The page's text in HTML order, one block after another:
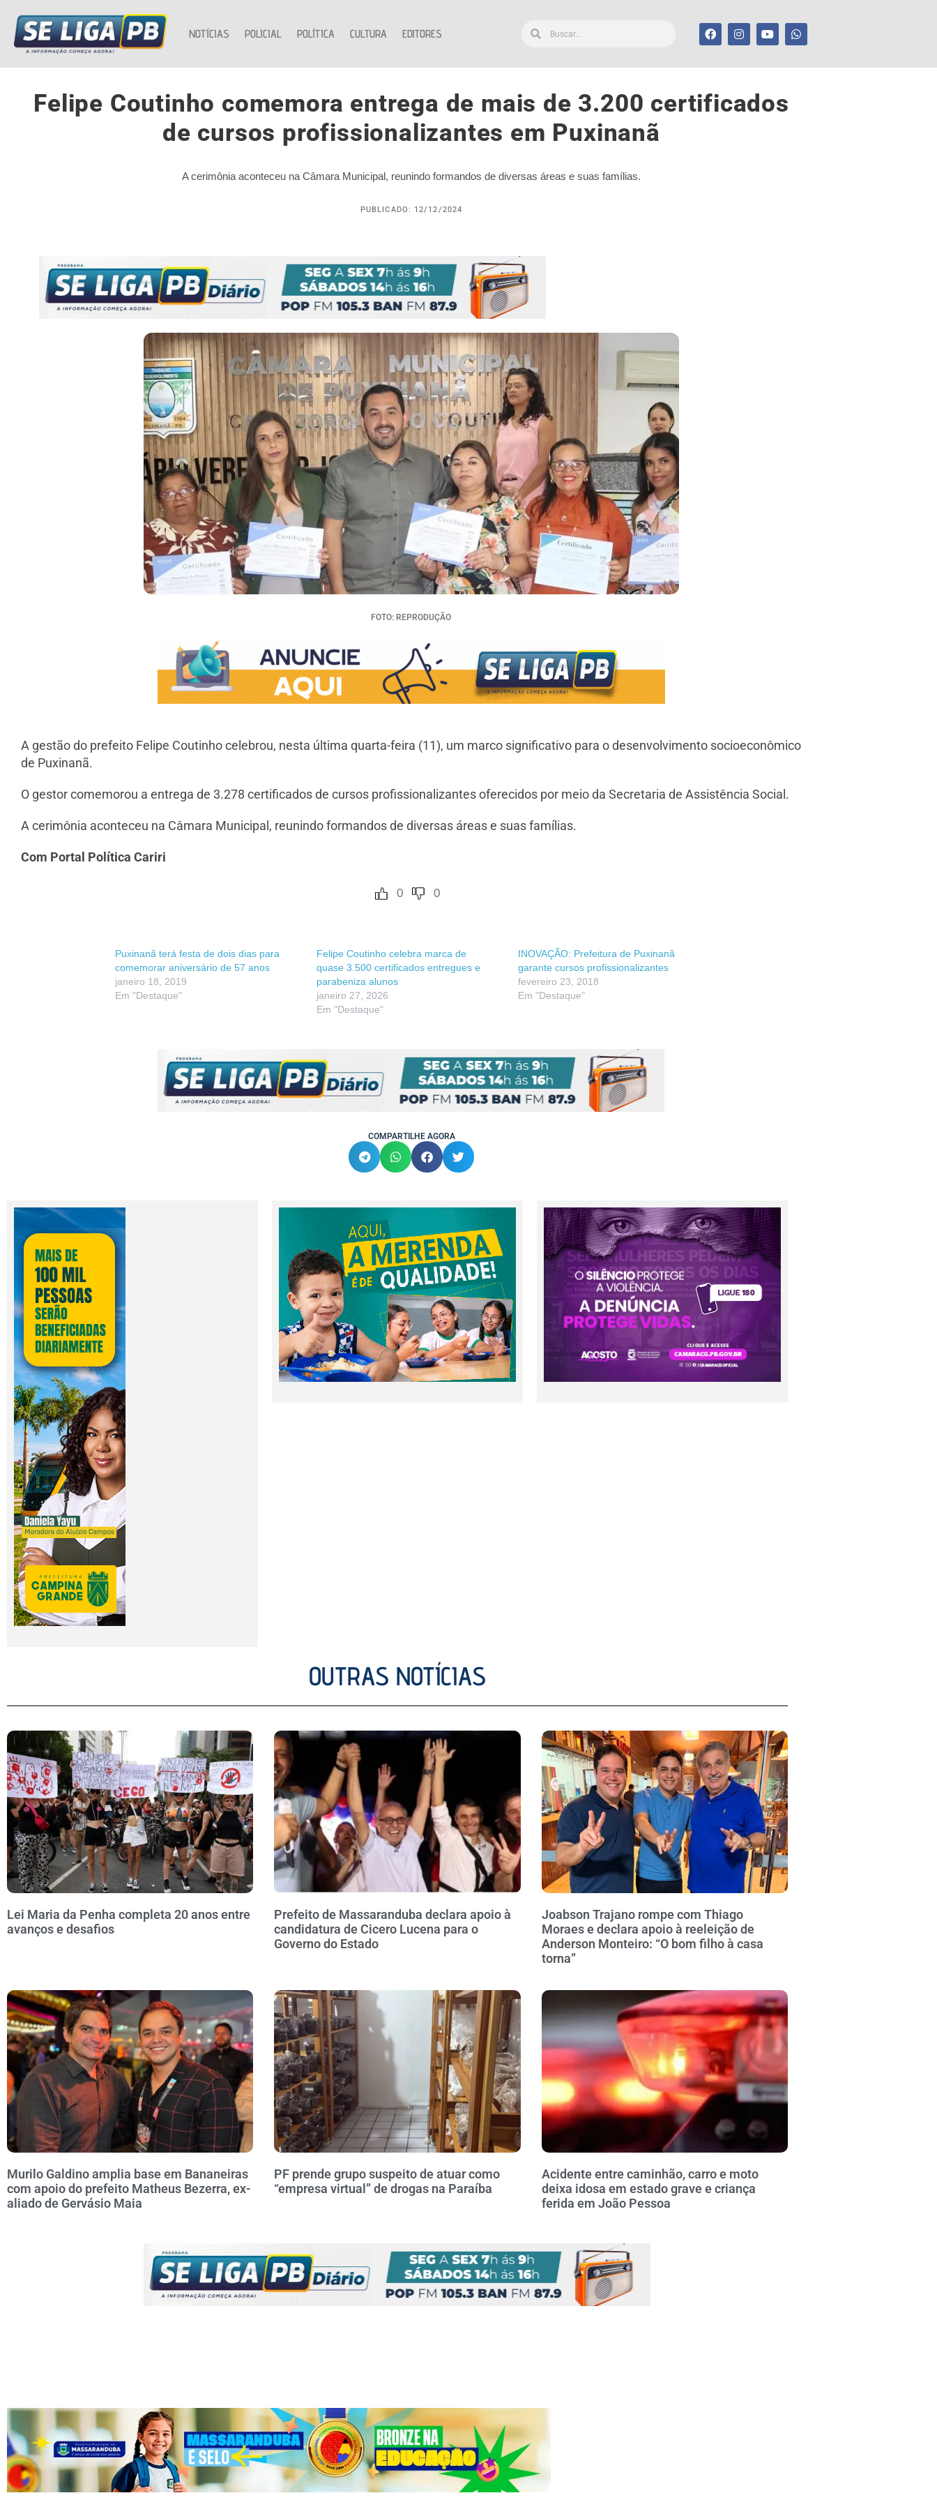
NOTÍCIAS POLICIAL POLÍTICA CULTURA EDITORES
Felipe Coutinho comemora entrega de mais de 3.200 certificados
de cursos profissionalizantes em Puxinanã
A cerimônia aconteceu na Câmara Municipal, reunindo formandos de diversas áreas e suas famílias.
PUBLICADO: 12/12/2024
FOTO: REPRODUÇÃO
A gestão do prefeito Felipe Coutinho celebrou, nesta última quarta-feira (11), um marco significativo para o desenvolvimento socioeconômico
de Puxinanã.
O gestor comemorou a entrega de 3.278 certificados de cursos profissionalizantes oferecidos por meio da Secretaria de Assistência Social.
A cerimônia aconteceu na Câmara Municipal, reunindo formandos de diversas áreas e suas famílias.
Com Portal Política Cariri
0 0
Puxinanã terá festa de dois dias para
comemorar aniversário de 57 anos
janeiro 18, 2019
Em "Destaque"
Felipe Coutinho celebra marca de
quase 3.500 certificados entregues e
parabeniza alunos
janeiro 27, 2026
Em "Destaque"
INOVAÇÃO: Prefeitura de Puxinanã
garante cursos profissionalizantes
fevereiro 23, 2018
Em "Destaque"
COMPARTILHE AGORA
OUTRAS NOTÍCIAS
Lei Maria da Penha completa 20 anos entre
avanços e desafios
Prefeito de Massaranduba declara apoio à
candidatura de Cicero Lucena para o
Governo do Estado
Joabson Trajano rompe com Thiago
Moraes e declara apoio à reeleição de
Anderson Monteiro: “O bom filho à casa
torna”
Murilo Galdino amplia base em Bananeiras
com apoio do prefeito Matheus Bezerra, ex-
aliado de Gervásio Maia
PF prende grupo suspeito de atuar como
“empresa virtual” de drogas na Paraíba
Acidente entre caminhão, carro e moto
deixa idosa em estado grave e criança
ferida em João Pessoa